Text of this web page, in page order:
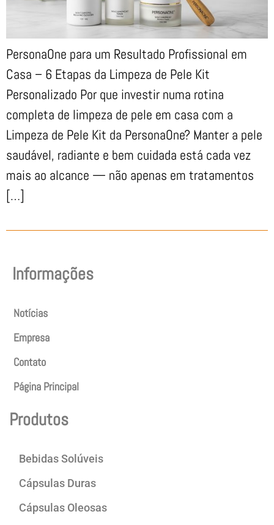
PersonaOne para um Resultado Profissional em
Casa – 6 Etapas da Limpeza de Pele Kit
Personalizado Por que investir numa rotina
completa de limpeza de pele em casa com a
Limpeza de Pele Kit da PersonaOne? Manter a pele
saudável, radiante e bem cuidada está cada vez
mais ao alcance — não apenas em tratamentos
[…]
Informações
Notícias
Empresa
Contato
Página Principal
Produtos
Bebidas Solúveis
Cápsulas Duras
Cápsulas Oleosas